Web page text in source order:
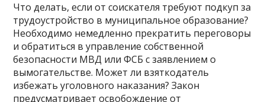
Что делать, если от соискателя требуют подкуп за
трудоустройство в муниципальное образование?
Необходимо немедленно прекратить переговоры
и обратиться в управление собственной
безопасности МВД или ФСБ с заявлением о
вымогательстве. Может ли взяткодатель
избежать уголовного наказания? Закон
предусматривает освобождение от